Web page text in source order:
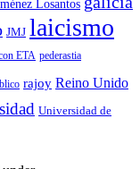
Losantos
JMJ laicismo
ETA pederastia
rajoy Reino Unido
Universidad de